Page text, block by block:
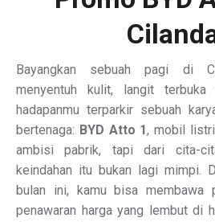
Bayangkan sebuah pagi di
menyentuh kulit, langit
hadapanmu terparkir sebuah
bertenaga: BYD Atto 1, mobil
ambisi pabrik, tapi dari cita-
keindahan itu bukan lagi mimpi.
bulan ini, kamu bisa membawa
penawaran harga yang lembut di